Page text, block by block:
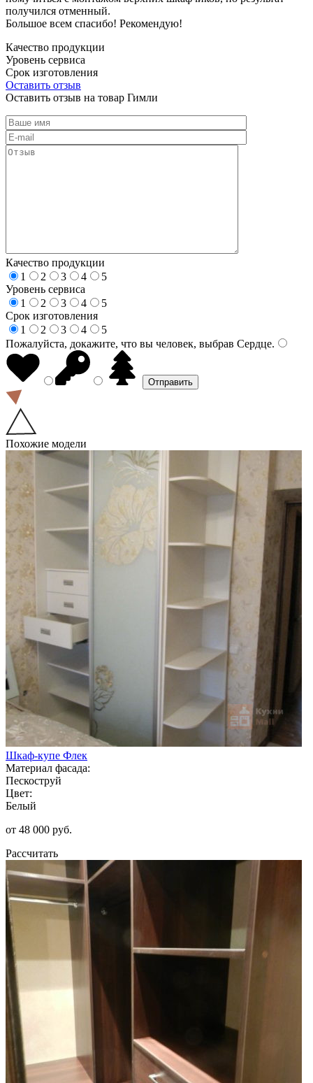
получился отменный.
Большое всем спасибо! Рекомендую!
Качество продукции
Уровень сервиса
Срок изготовления
Оставить отзыв
Оставить отзыв на товар Гимли
Качество продукции
1
2 3 4
5
Уровень сервиса
1
2 3 4
5
Срок изготовления
1
2 3 4
5
Пожалуйста, докажите, что вы человек, выбрав Сердце.
Похожие модели
Шкаф-купе Флек
Материал фасада:
Пескоструй
Цвет:
Белый
от 48 000 руб.
Рассчитать